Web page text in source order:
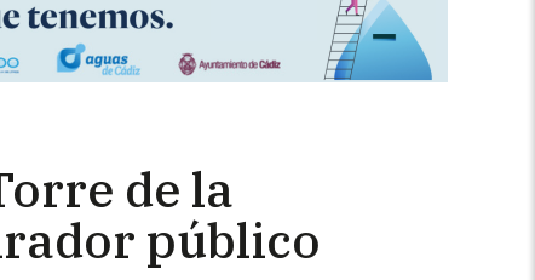
de la
público